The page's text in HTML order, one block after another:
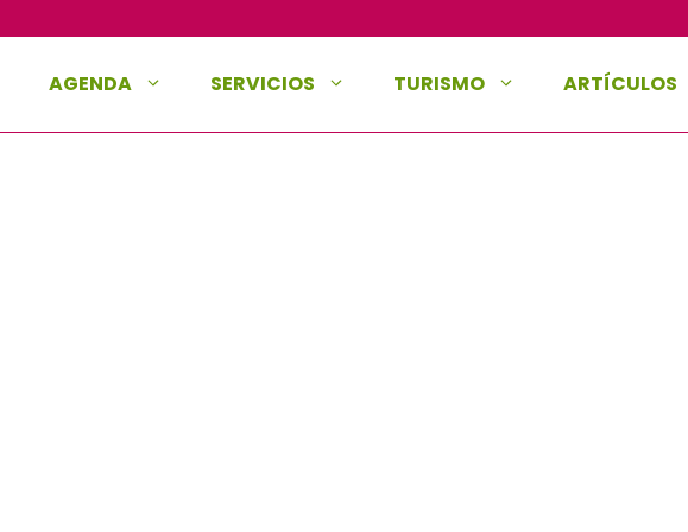
AGENDA SERVICIOS TURISMO ARTÍCULOS